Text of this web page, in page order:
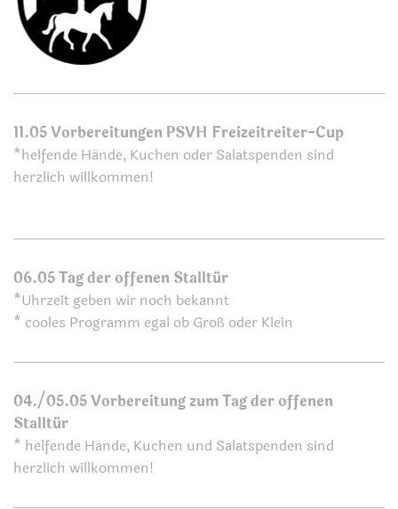
11.05 Vorbereitungen PSVH Freizeitreiter-Cup
*helfende Hände, Kuchen oder Salatspenden sind
herzlich willkommen!
06.05 Tag der offenen Stalltür
*Uhrzeit geben wir noch bekannt
* cooles Programm egal ob Groß oder Klein
04./05.05 Vorbereitung zum Tag der offenen
Stalltür
* helfende Hände, Kuchen und Salatspenden sind
herzlich willkommen!